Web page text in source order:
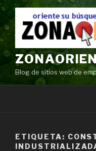
Ir
contenido
Blog de sitios web de
ETIQUETA: